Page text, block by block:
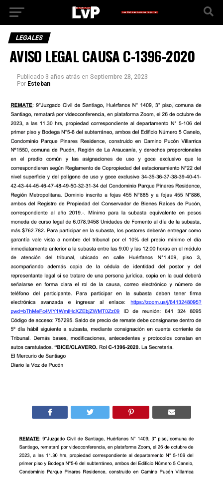
LEGALES
AVISO LEGAL CAUSA C-1396-2020
Publicado 3 años atrás en Septiembre 28, 2023
Por Esteban